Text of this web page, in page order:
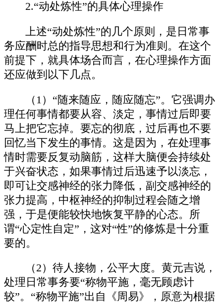
2.“动处炼性”的具体心理操作
上述“动处炼性”的几个原则，是日常事
务应酬时总的指导思想和行为准则。在这个
前提下，就具体场合而言，在心理操作方面
还应做到以下几点。
（1）“随来随应，随应随忘”。它强调办
理任何事情都要从容、淡定，事情过后即要
马上把它忘掉。要忘的彻底，过后再也不要
回忆当下发生的事情。这是因为，在处理事
情时需要反复动脑筋，这样大脑便会持续处
于兴奋状态，如果事情过后迅速予以淡忘，
即可让交感神经的张力降低，副交感神经的
张力提高，中枢神经的抑制过程会随之增
强，于是便能较快地恢复平静的心态。所
谓“心定性自定”，这对“性”的修炼是十分重
要的。
（2）待人接物，公平大度。黄元吉说，
处理日常事务要“称物平施，毫无顾虑计
较”。“称物平施”出自《周易》，原意为根据